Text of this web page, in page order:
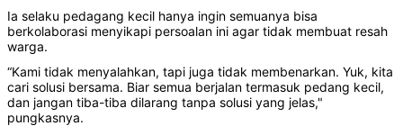
Ia selaku pedagang kecil hanya ingin semuanya bisa
berkolaborasi menyikapi persoalan ini agar tidak membuat resah
warga.
“Kami tidak menyalahkan, tapi juga tidak membenarkan. Yuk, kita
cari solusi bersama. Biar semua berjalan termasuk pedang kecil,
dan jangan tiba-tiba dilarang tanpa solusi yang jelas,"
pungkasnya.